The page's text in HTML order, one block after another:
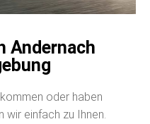
Andernach
oder haben
wir einfach zu Ihnen.